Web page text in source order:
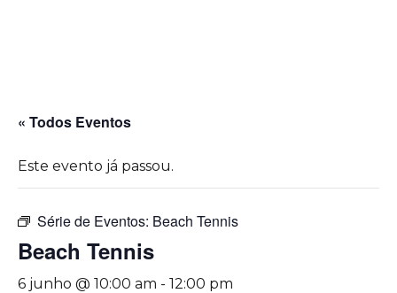
« Todos Eventos
Este evento já passou.
Série de Eventos: Beach Tennis
Beach Tennis
6 junho @ 10:00 am - 12:00 pm